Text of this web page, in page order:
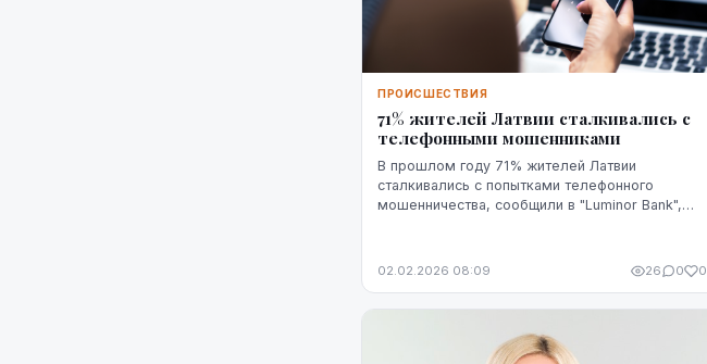
ПРОИСШЕСТВИЯ
71% жителей Латвии сталкивались с
телефонными мошенниками
В прошлом году 71% жителей Латвии
сталкивались с попытками телефонного
мошенничества, сообщили в "Luminor Bank",
02.02.2026 08:09 26 0 0